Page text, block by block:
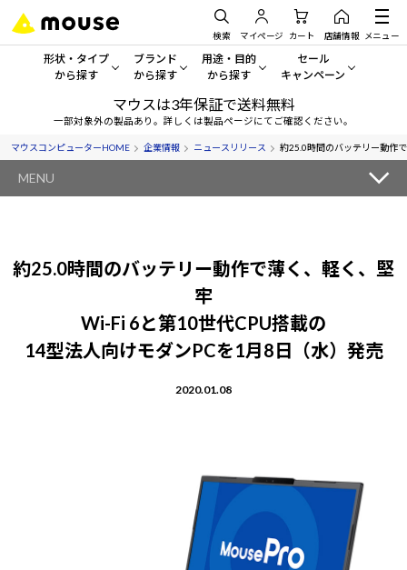
検索 マイページ カート 店舗情報 メニュー
形状・タイプ
から探す
形状・タイプから探す をすべてみる
デスクトップPC
ノートPC
ワークステーション
ブランド
から探す
mouse
G TUNE
NEXTGEAR
iiyama
用途・目的
から探す
一般向けパソコン
ゲーミングPC・ゲーム向けパソコン
クリエイティブ向け
学習向けパソコン
スペック/パーツ別
セール
キャンペーン
セール・キャンペーン
期間限定セール
おすすめ目玉パソコン
Windows 11
マウスは3年保証で送料無料
一部対象外の製品あり。詳しくは製品ページにてご確認ください。
マウスコンピューターHOME 企業情報 ニュースリリース 約25.0時間のバッテリー動作
MENU
約25.0時間のバッテリー動作で薄く、軽く、堅
牢
Wi-Fi 6と第10世代CPU搭載の
14型法人向けモダンPCを1月8日（水）発売
2020.01.08